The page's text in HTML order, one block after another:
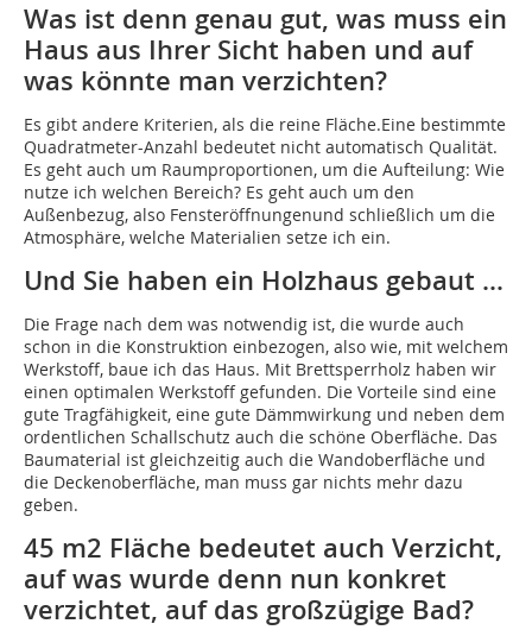
Was ist denn genau gut, was muss ein
Haus aus Ihrer Sicht haben und auf
was könnte man verzichten?
Es gibt andere Kriterien, als die reine Fläche.Eine bestimmte
Quadratmeter-Anzahl bedeutet nicht automatisch Qualität.
Es geht auch um Raumproportionen, um die Aufteilung: Wie
nutze ich welchen Bereich? Es geht auch um den
Außenbezug, also Fensteröffnungenund schließlich um die
Atmosphäre, welche Materialien setze ich ein.
Und Sie haben ein Holzhaus gebaut …
Die Frage nach dem was notwendig ist, die wurde auch
schon in die Konstruktion einbezogen, also wie, mit welchem
Werkstoff, baue ich das Haus. Mit Brettsperrholz haben wir
einen optimalen Werkstoff gefunden. Die Vorteile sind eine
gute Tragfähigkeit, eine gute Dämmwirkung und neben dem
ordentlichen Schallschutz auch die schöne Oberfläche. Das
Baumaterial ist gleichzeitig auch die Wandoberfläche und
die Deckenoberfläche, man muss gar nichts mehr dazu
geben.
45 m2 Fläche bedeutet auch Verzicht,
auf was wurde denn nun konkret
verzichtet, auf das großzügige Bad?